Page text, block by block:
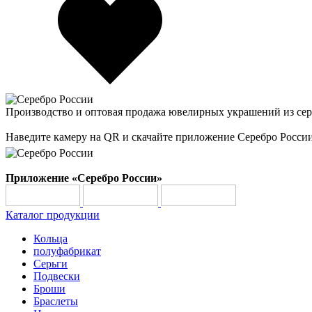
Производство и оптовая продажа ювелирных украшений из
Наведите камеру на QR и скачайте приложение Серебро
Приложение «Серебро России»
Каталог продукции
Кольца
полуфабрикат
Серьги
Подвески
Броши
Браслеты